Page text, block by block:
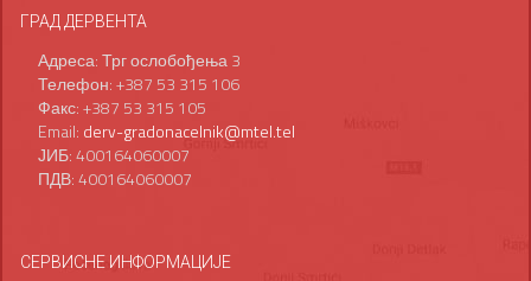
ГРАД ДЕРВЕНТА
Адреса: Трг ослобођења 3
Телефон: +387 53 315 106
Факс: +387 53 315 105
Email: derv-gradonacelnik@mtel.tel
ЈИБ: 400164060007
ПДВ: 400164060007
СЕРВИСНЕ ИНФОРМАЦИЈЕ